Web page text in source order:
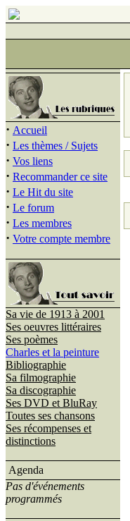
· Accueil
· Les thèmes / Sujets
· Vos liens
· Recommander ce site
· Le Hit du site
· Le forum
· Les membres
· Votre compte membre
Sa vie de 1913 à 2001
Ses oeuvres littéraires
Ses poèmes
Charles et la peinture
Bibliographie
Sa filmographie
Sa discographie
Ses DVD et BluRay
Toutes ses chansons
Ses récompenses et
distinctions
Agenda
Pas d'événements
programmés